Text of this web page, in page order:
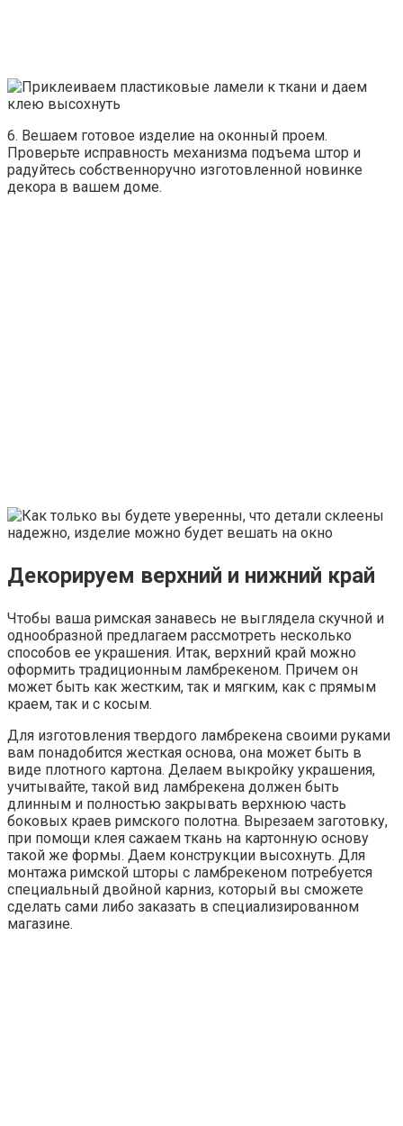
6. Вешаем готовое изделие на оконный проем.
Проверьте исправность механизма подъема штор и
радуйтесь собственноручно изготовленной новинке
декора в вашем доме.
Декорируем верхний и нижний край
Чтобы ваша римская занавесь не выглядела скучной и
однообразной предлагаем рассмотреть несколько
способов ее украшения. Итак, верхний край можно
оформить традиционным ламбрекеном. Причем он
может быть как жестким, так и мягким, как с прямым
краем, так и с косым.
Для изготовления твердого ламбрекена своими руками
вам понадобится жесткая основа, она может быть в
виде плотного картона. Делаем выкройку украшения,
учитывайте, такой вид ламбрекена должен быть
длинным и полностью закрывать верхнюю часть
боковых краев римского полотна. Вырезаем заготовку,
при помощи клея сажаем ткань на картонную основу
такой же формы. Даем конструкции высохнуть. Для
монтажа римской шторы с ламбрекеном потребуется
специальный двойной карниз, который вы сможете
сделать сами либо заказать в специализированном
магазине.